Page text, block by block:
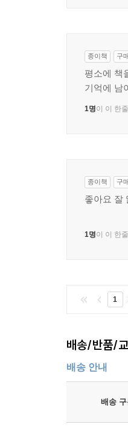
종이책 구
평소에 책
기억에 남
1명이 이 한
종이책 구
좋아요 잘
1명이 이 한
1
배송/반품/
배송 안내
배송